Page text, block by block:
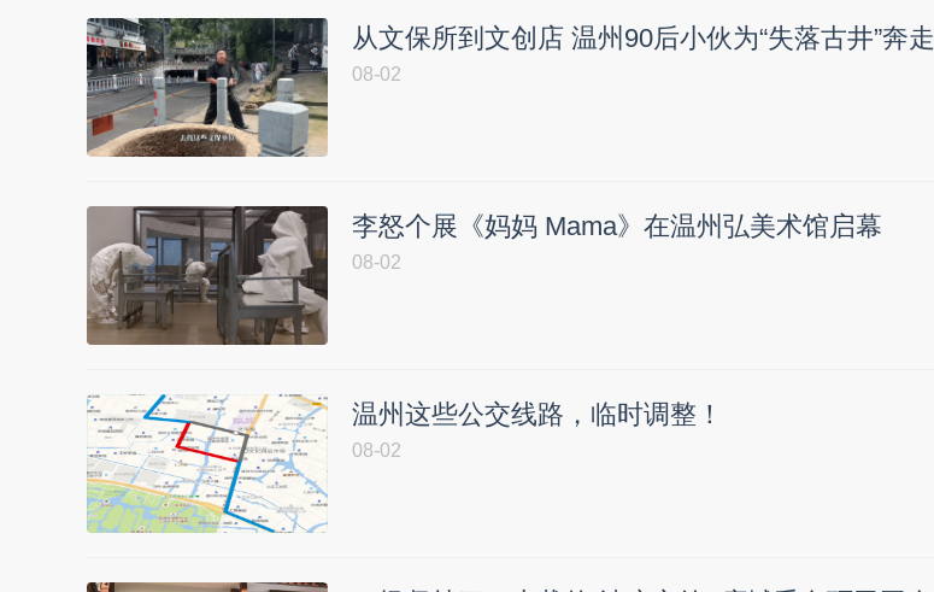
从文保所到文创店 温州90后小伙为“失落古井”奔走
08-02
李怒个展《妈妈 Mama》在温州弘美术馆启幕
08-02
温州这些公交线路，临时调整！
08-02